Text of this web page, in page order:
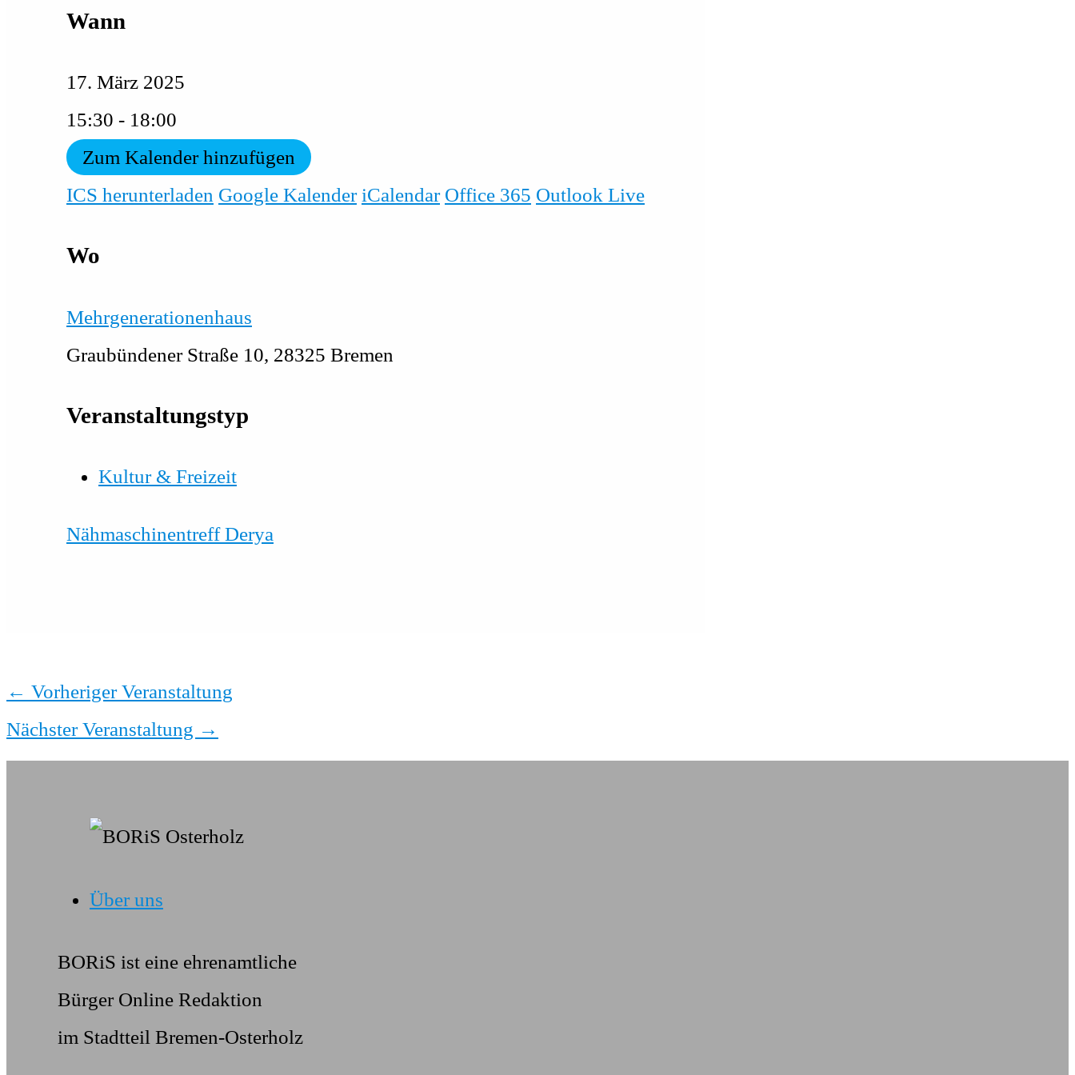
Wann
17. März 2025
15:30 - 18:00
Zum Kalender hinzufügen
ICS herunterladen Google Kalender iCalendar Office 365 Outlook Live
Wo
Mehrgenerationenhaus
Graubündener Straße 10, 28325 Bremen
Veranstaltungstyp
Kultur & Freizeit
Nähmaschinentreff Derya
← Vorheriger Veranstaltung
Nächster Veranstaltung →
Über uns
BORiS ist eine ehrenamtliche
Bürger Online Redaktion
im Stadtteil Bremen-Osterholz